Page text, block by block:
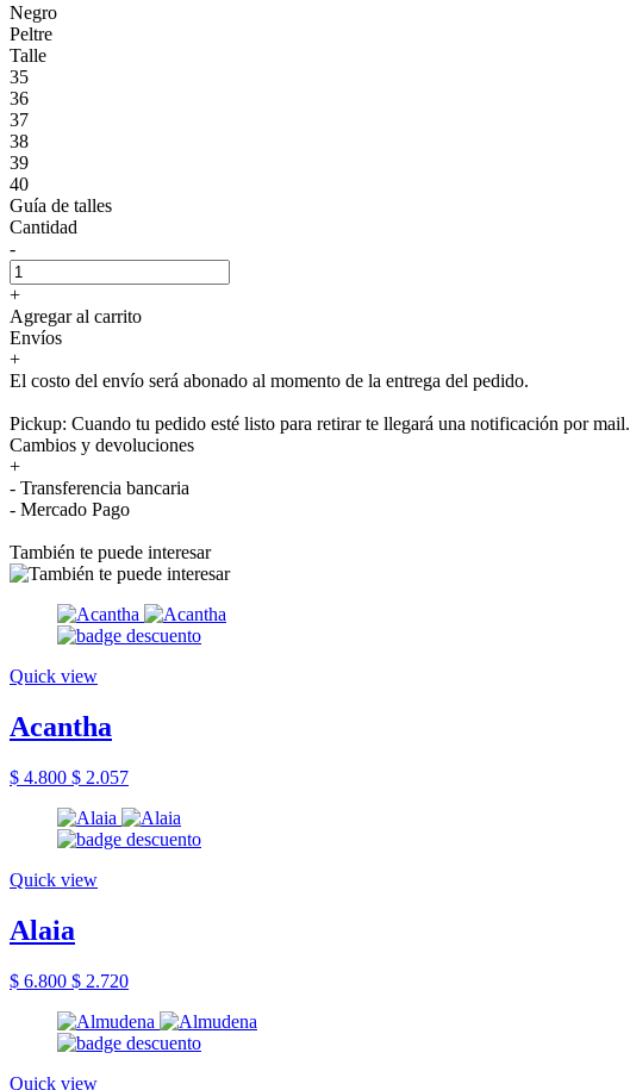
Negro
Peltre
Talle
35
36
37
38
39
40
Guía de talles
Cantidad
-
+
Agregar al carrito
Envíos
+
El costo del envío será abonado al momento de la entrega del pedido.
Pickup: Cuando tu pedido esté listo para retirar te llegará una notificación por mail.
Cambios y devoluciones
+
- Transferencia bancaria
- Mercado Pago
También te puede interesar
Quick view
Acantha
$ 4.800 $ 2.057
Quick view
Alaia
$ 6.800 $ 2.720
Quick view